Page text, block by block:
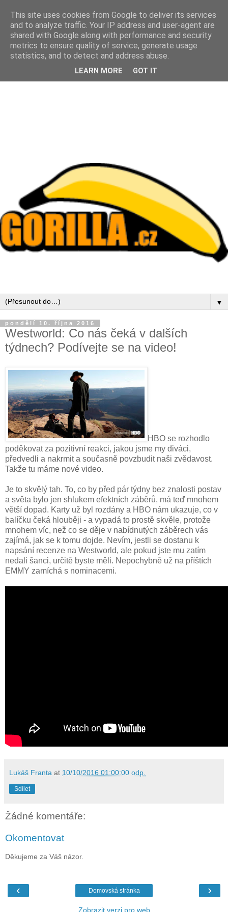
▼
pondělí 10. října 2016
Westworld: Co nás čeká v dalších
týdnech? Podívejte se na video!
HBO se rozhodlo
poděkovat za pozitivní reakci, jakou jsme my diváci,
předvedli a nakrmit a současně povzbudit naši zvědavost.
Takže tu máme nové video.
Je to skvělý tah. To, co by před pár týdny bez znalosti postav
a světa bylo jen shlukem efektních záběrů, má teď mnohem
větší dopad. Karty už byl rozdány a HBO nám ukazuje, co v
balíčku čeká hlouběji - a vypadá to prostě skvěle, protože
mnohem víc, než co se děje v nabídnutých záběrech vás
zajímá, jak se k tomu dojde. Nevím, jestli se dostanu k
napsání recenze na Westworld, ale pokud jste mu zatím
nedali šanci, určitě byste měli. Nepochybně už na příštích
EMMY zamíchá s nominacemi.
Lukáš Franta at 10/10/2016 01:00:00 odp.
Sdílet
Žádné komentáře:
Okomentovat
Děkujeme za Váš názor.
‹ ›
Domovská stránka
Zobrazit verzi pro web
This site uses cookies from Google to deliver its services
and to analyze traffic. Your IP address and user-agent are
shared with Google along with performance and security
metrics to ensure quality of service, generate usage
statistics, and to detect and address abuse.
LEARN MORE GOT IT